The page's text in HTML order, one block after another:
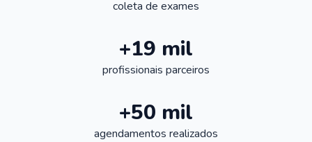
coleta de exames
+19 mil
profissionais parceiros
+50 mil
agendamentos realizados